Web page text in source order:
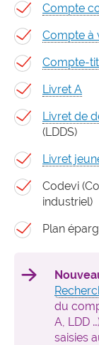
Compte
Compte à
Compte-
Livret A
Livret de
(LDDS)
Livret
Codevi
industriel)
Plan
du
A, LDD
saisies